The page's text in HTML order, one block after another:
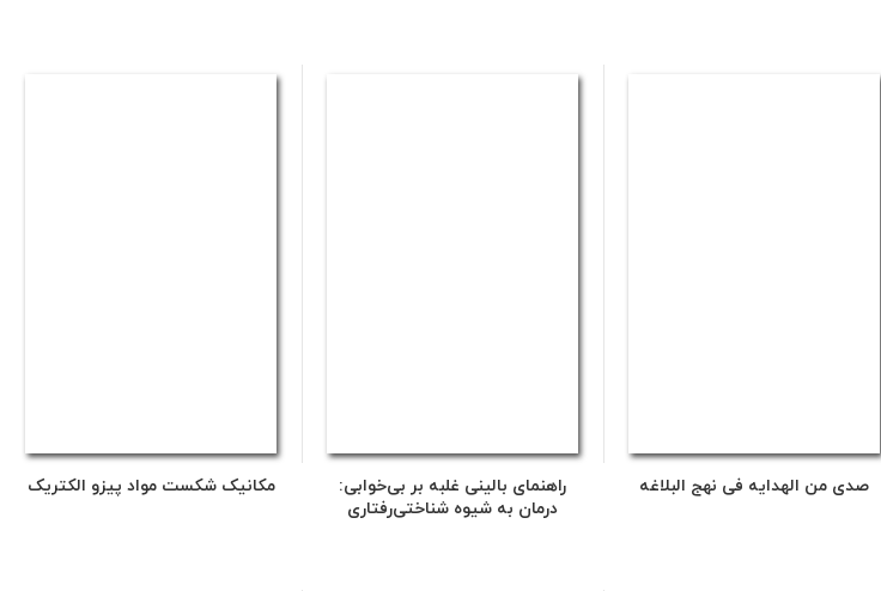
صدی من الهدایه فی نهج البلاغه
راهنمای بالینی غلبه بر بی‌خوابی:
درمان به شیوه شناختی‌رفتاری
مکانیک شکست مواد پیزو الکتریک